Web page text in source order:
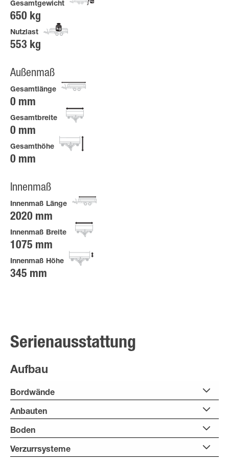
Gesamtgewicht
650 kg
Nutzlast
553 kg
Außenmaß
Gesamtlänge
0 mm
Gesamtbreite
0 mm
Gesamthöhe
0 mm
Innenmaß
Innenmaß Länge
2020 mm
Innenmaß Breite
1075 mm
Innenmaß Höhe
345 mm
Serienausstattung
Aufbau
Bordwände
Anbauten
Boden
Verzurrsysteme